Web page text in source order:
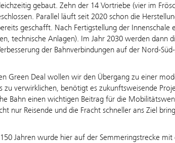
gebaut. Zehn der 14 Vortriebe (vier im
Parallel läuft seit 2020 schon die
geschafft. Nach Fertigstellung der Innenschale
technische Anlagen). Im Jahr 2030 werden dann
der Bahnverbindungen auf der Nord-
Green Deal wollen wir den Übergang zu einer
verwirklichen, benötigt es zukunftsweisende
Bahn einen wichtigen Beitrag für die
nur Reisende und die Fracht schneller ans Ziel
Jahren wurde hier auf der Semmeringstrecke